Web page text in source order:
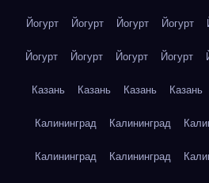
Йогурт Йогурт Йогурт Йогурт
Йогурт Йогурт Йогурт Йогурт
Казань Казань Казань Казань
Калининград Калининград
Калининград Калининград